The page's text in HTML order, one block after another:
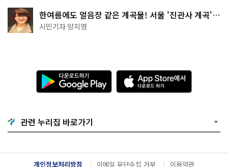
한여름에도 얼음장 같은 계곡물! 서울 '진관사 계곡'이
천국이네~
시민기자 양지영
다
운
로
기
G
o
g
l
A
p
p
e
서
다
관련 누리집 바로가기
개인정보처리방침 이메일 무단수집 거부 이용약관